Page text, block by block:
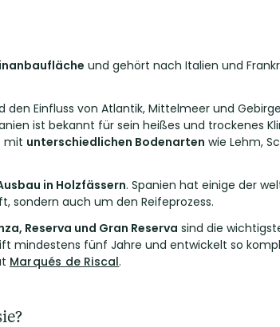
und gehört nach Italien und
Einfluss von Atlantik, Mittelmeer und
ist bekannt für sein heißes und trockenes
mit unterschiedlichen Bodenarten wie Lehm,
in Holzfässern. Spanien hat einige der
sondern auch um den Reifeprozess.
Reserva und Gran Reserva sind die
mindestens fünf Jahre und entwickelt so
Marqués de Riscal.